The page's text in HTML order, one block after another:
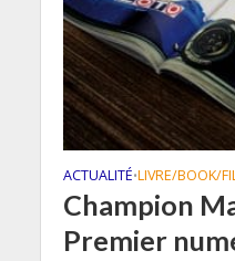
ACTUALITÉ•LIVRE/BOOK/
Champion
Premier